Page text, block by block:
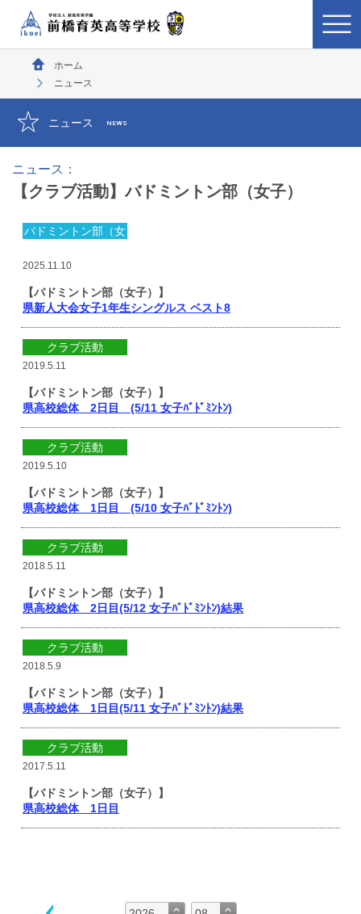
ホーム
ニュース
ニュース NEWS
ニュース：
【クラブ活動】バドミントン部（女子）
バドミントン部（女
2025.11.10
【バドミントン部（女子）】
県新人大会女子1年生シングルス ベスト8
クラブ活動
2019.5.11
【バドミントン部（女子）】
県高校総体 2日目 (5/11 女子ﾊﾞﾄﾞﾐﾝﾄﾝ)
クラブ活動
2019.5.10
【バドミントン部（女子）】
県高校総体 1日目 (5/10 女子ﾊﾞﾄﾞﾐﾝﾄﾝ)
クラブ活動
2018.5.11
【バドミントン部（女子）】
県高校総体 2日目(5/12 女子ﾊﾞﾄﾞﾐﾝﾄﾝ)結果
クラブ活動
2018.5.9
【バドミントン部（女子）】
県高校総体 1日目(5/11 女子ﾊﾞﾄﾞﾐﾝﾄﾝ)結果
クラブ活動
2017.5.11
【バドミントン部（女子）】
県高校総体 1日目